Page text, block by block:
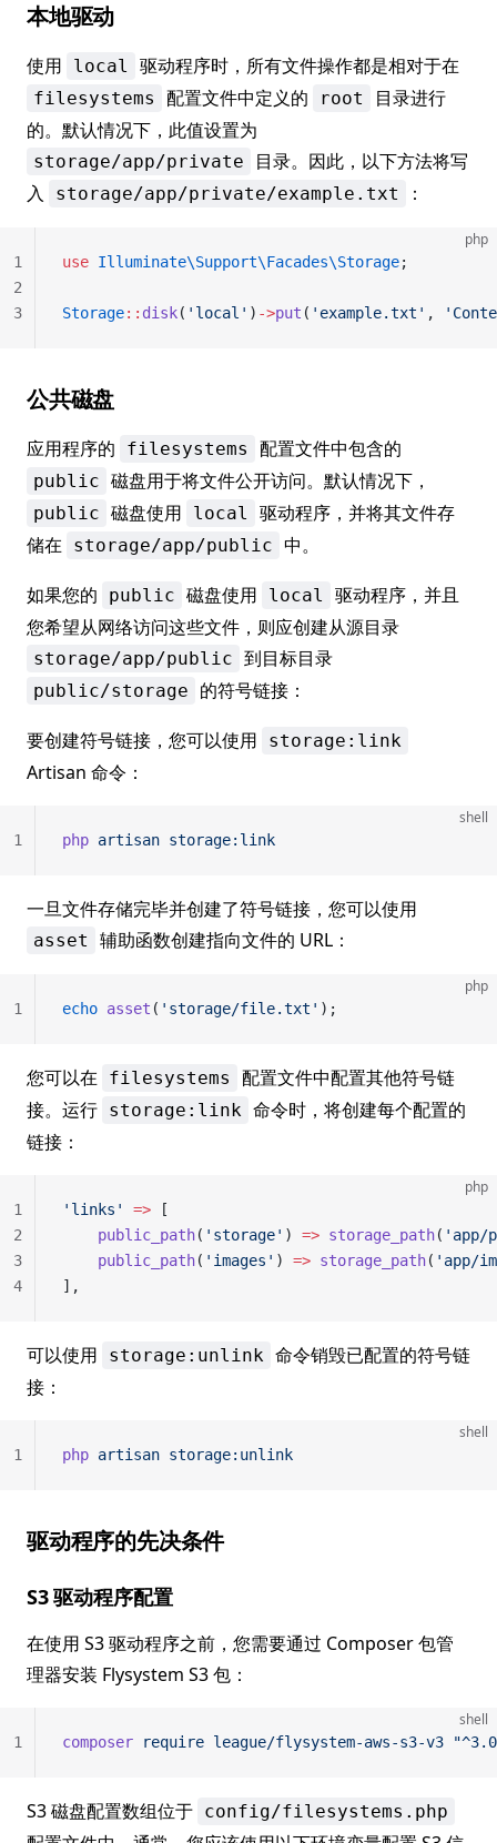
本地驱动
使用 local 驱动程序时，所有文件操作都是相对于在
filesystems 配置文件中定义的 root
目录进行
的。默认情况下，此值设置为
storage/app/private
目录。因此，以下方法将写
入
storage/app/private/example.txt ：
php
use Illuminate\Support\Facades\Storage;
Storage:: disk( 'local' ) ->put ( 'example.txt' ,
1
2
3
公共磁盘
应用程序的 filesystems 配置文件中包含的
public 磁盘用于将文件公开访问。默认情况下，
public 磁盘使用 local
驱动程序，并将其文件存
储在
storage/app/public 中。
如果您的 public 磁盘使用 local
驱动程序，并且
您希望从网络访问这些文件，则应创建从源目录
storage/app/public 到目标目录
public/storage 的符号链接：
要创建符号链接，您可以使用 storage:link
Artisan 命令：
shell
php artisan storage:link
1
一旦文件存储完毕并创建了符号链接，您可以使用
asset 辅助函数创建指向文件的 URL：
php
echo asset ( 'storage/file.txt' );
1
您可以在 filesystems
配置文件中配置其他符号链
接。运行 storage:link 命令时，将创建每个配置的
链接：
php
'links' => [
    public_path
( 'storage' ) => storage_path( 'app/
    public_path
( 'images' ) => storage_path( 'app/
],
1
2
3
4
可以使用 storage:unlink 命令销毁已配置的符号链
接：
shell
php artisan storage:unlink
1
驱动程序的先决条件
S3 驱动程序配置
在使用 S3 驱动程序之前，您需要通过 Composer 包管
理器安装 Flysystem S3 包：
shell
composer require league/flysystem-aws-s3-v3
1
S3 磁盘配置数组位于 config/filesystems.php